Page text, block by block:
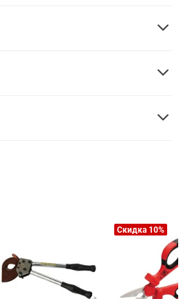
Скидка 10%